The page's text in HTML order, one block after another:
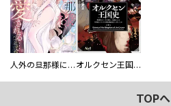
人外の旦那様に娶られ毎晩ナカまで愛される…。アンソロジー オルクセン王国史
TOPへ